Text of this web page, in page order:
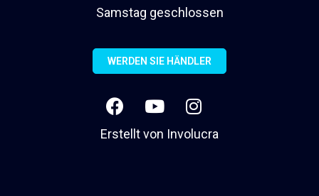
Samstag geschlossen
WERDEN SIE HÄNDLER
Erstellt von Involucra